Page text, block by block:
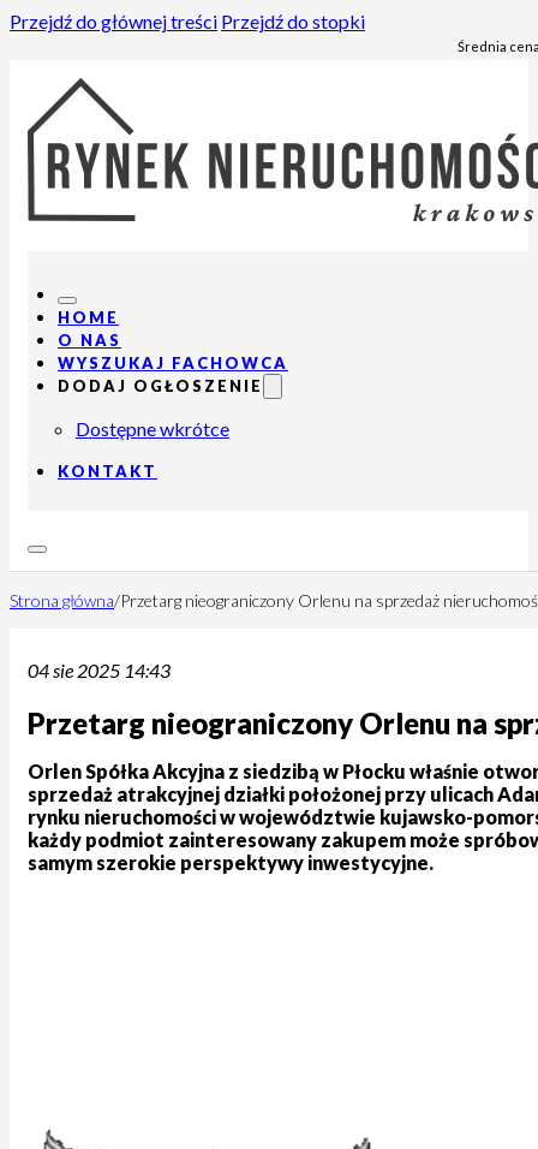
Przejdź do głównej treści Przejdź do stopki
Średnia
HOME
O NAS
WYSZUKAJ FACHOWCA
DODAJ OGŁOSZENIE
Dostępne wkrótce
KONTAKT
Strona główna/Przetarg nieograniczony Orlenu na sprzedaż
04 sie 2025 14:43
Przetarg nieograniczony Orlenu na
Orlen Spółka Akcyjna z siedzibą w Płocku właśnie
sprzedaż atrakcyjnej działki położonej przy ulicach
rynku nieruchomości w województwie kujawsko-
każdy podmiot zainteresowany zakupem może
samym szerokie perspektywy inwestycyjne.